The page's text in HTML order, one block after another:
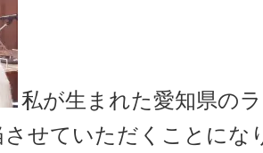
私が生まれた愛知県のラ
せていただくことにな